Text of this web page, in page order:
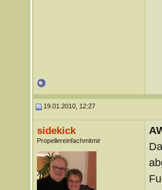
19.01.2010, 12:27
sidekick
Propellereinfachmitmir